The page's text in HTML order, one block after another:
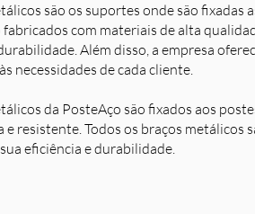
são os suportes onde são
fabricados com materiais de alta
Além disso, a empresa
necessidades de cada cliente.
da PosteAço são fixados aos
e resistente. Todos os braços
eficiência e durabilidade.